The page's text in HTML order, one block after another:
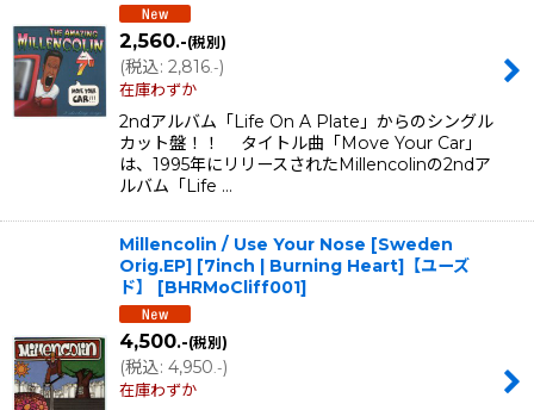
2,560.-(税別)
(税込: 2,816.-)
在庫わずか
2ndアルバム「Life On A Plate」からのシングル
カット盤！！ タイトル曲「Move Your Car」
は、1995年にリリースされたMillencolinの2ndア
ルバム「Life …
Millencolin / Use Your Nose [Sweden
Orig.EP] [7inch | Burning Heart]【ユーズ
ド】
[BHRMoCliff001]
4,500.-(税別)
(税込: 4,950.-)
在庫わずか